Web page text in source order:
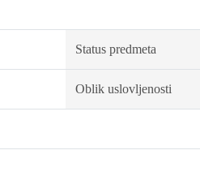
Status predmeta
Oblik uslovljenosti